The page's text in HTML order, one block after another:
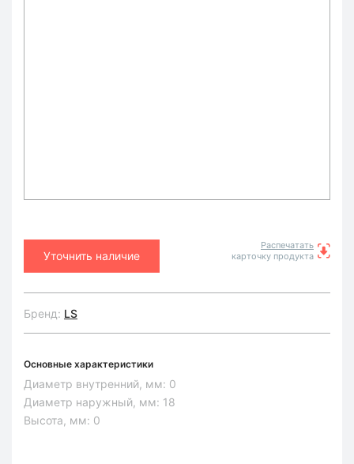
Уточнить наличие
Распечатать
карточку продукта
Бренд: LS
Основные характеристики
Диаметр внутренний, мм: 0
Диаметр наружный, мм: 18
Высота, мм: 0